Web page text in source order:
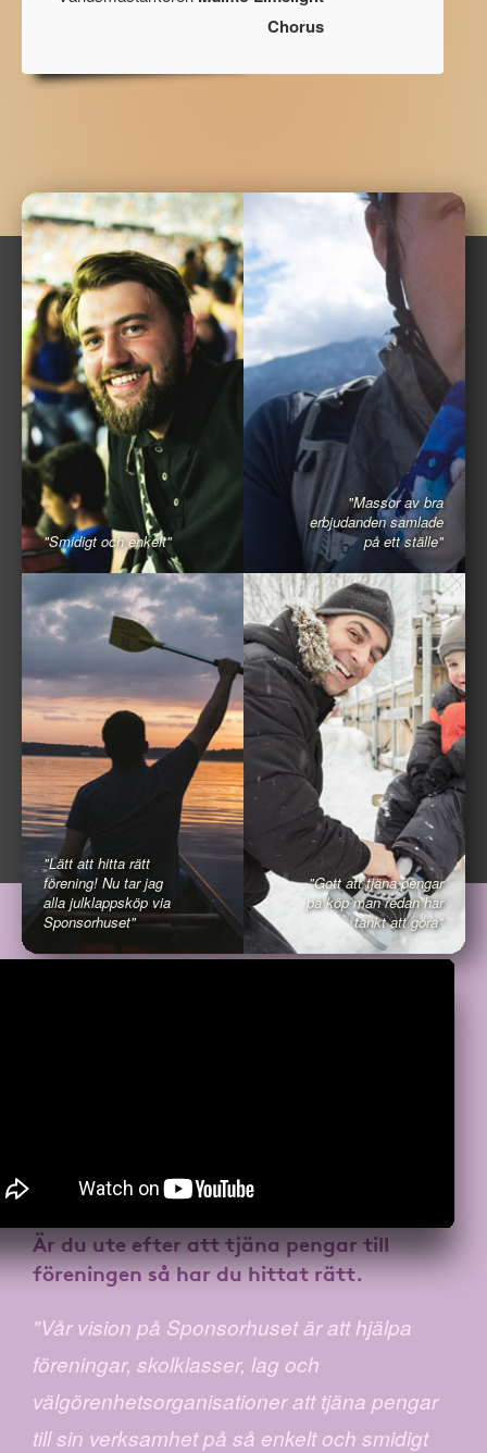
Chorus
"Smidigt och enkelt"
"Massor av bra
erbjudanden samlade
på ett ställe"
"Lätt att hitta rätt
förening! Nu tar jag
alla julklappsköp via
Sponsorhuset"
"Gott att tjäna pengar
på köp man redan har
tänkt att göra"
Är du ute efter atttjäna pengar till
föreningenså har du hittat rätt.
"Vår vision på Sponsorhuset är att hjälpa
föreningar, skolklasser, lag och
välgörenhetsorganisationer att tjäna pengar
till sin verksamhet på så enkelt och smidigt